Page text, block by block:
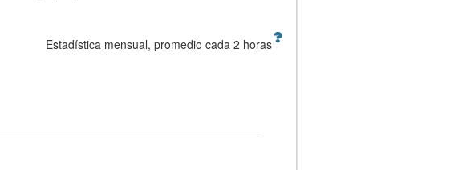
Estadística mensual, promedio cada 2 horas